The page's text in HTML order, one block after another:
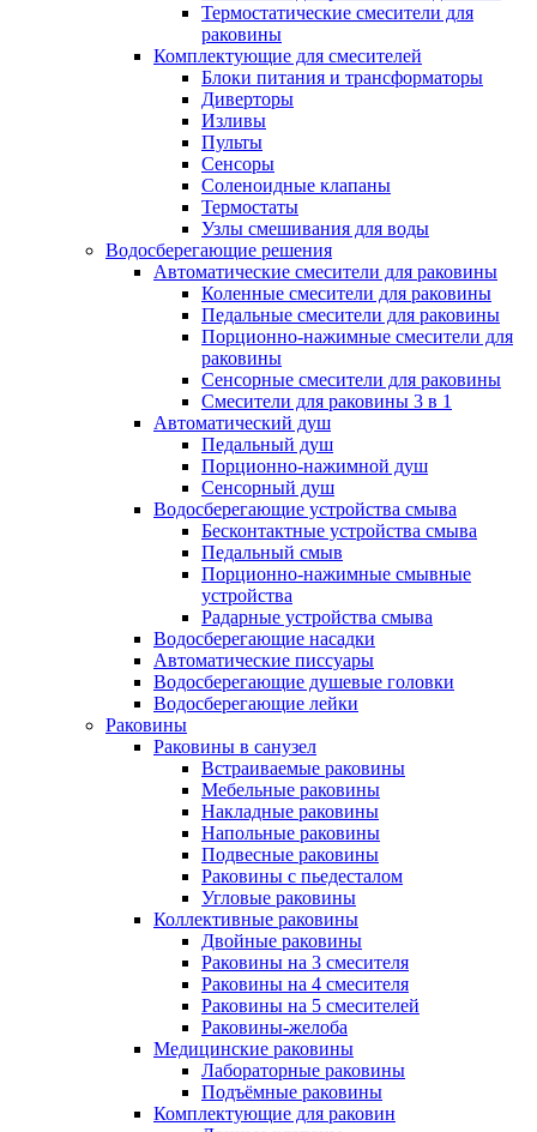
Термостатические смесители для
раковины
Комплектующие для смесителей
Блоки питания и трансформаторы
Диверторы
Изливы
Пульты
Сенсоры
Соленоидные клапаны
Термостаты
Узлы смешивания для воды
Водосберегающие решения
Автоматические смесители для раковины
Коленные смесители для раковины
Педальные смесители для раковины
Порционно-нажимные смесители для
раковины
Сенсорные смесители для раковины
Смесители для раковины 3 в 1
Автоматический душ
Педальный душ
Порционно-нажимной душ
Сенсорный душ
Водосберегающие устройства смыва
Бесконтактные устройства смыва
Педальный смыв
Порционно-нажимные смывные
устройства
Радарные устройства смыва
Водосберегающие насадки
Автоматические писсуары
Водосберегающие душевые головки
Водосберегающие лейки
Раковины
Раковины в санузел
Встраиваемые раковины
Мебельные раковины
Накладные раковины
Напольные раковины
Подвесные раковины
Раковины с пьедесталом
Угловые раковины
Коллективные раковины
Двойные раковины
Раковины на 3 смесителя
Раковины на 4 смесителя
Раковины на 5 смесителей
Раковины-желоба
Медицинские раковины
Лабораторные раковины
Подъёмные раковины
Комплектующие для раковин